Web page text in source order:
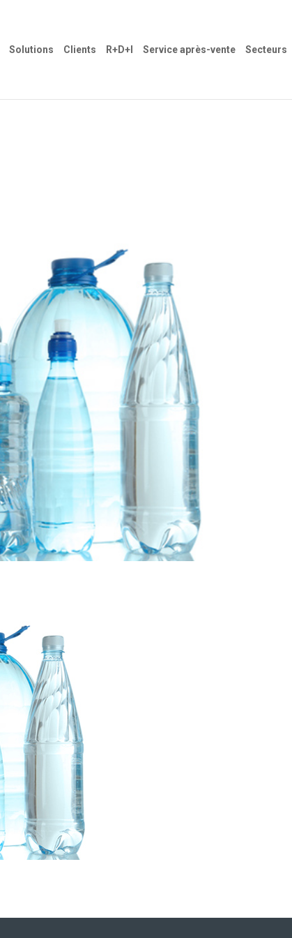
Solutions Clients R+D+I Service après-vente Secteurs